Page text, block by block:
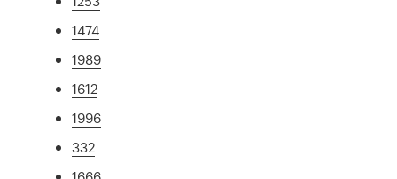
1474
1989
1612
1996
332